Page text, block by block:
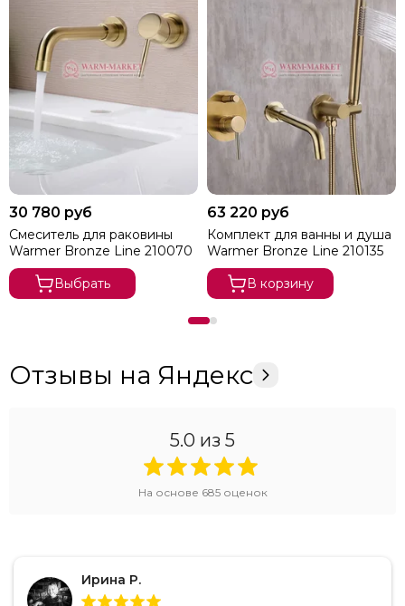
30 780 руб
Смеситель для раковины
Warmer Bronze Line 210070
Выбрать
63 220 руб
Комплект для ванны и душа
Warmer Bronze Line 210135
В корзину
Отзывы на Яндекс
5.0 из 5
На основе 685оценок
Ирина Р.